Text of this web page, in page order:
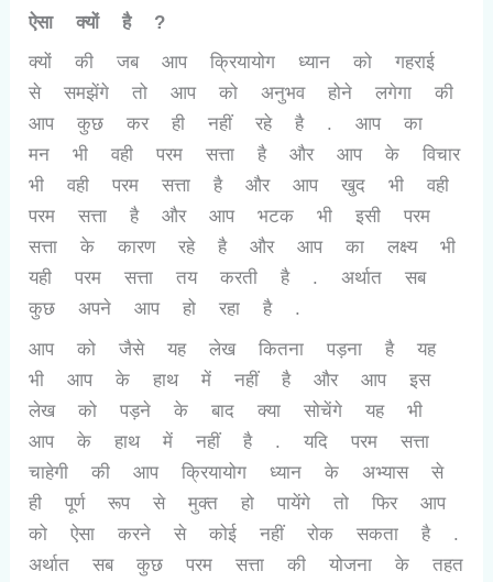
ऐसा क्यों है ?
क्यों की जब आप क्रियायोग ध्यान को गहराई
से समझेंगे तो आप को अनुभव होने लगेगा की
आप कुछ कर ही नहीं रहे है . आप का
मन भी वही परम सत्ता है और आप के विचार
भी वही परम सत्ता है और आप खुद भी वही
परम सत्ता है और आप भटक भी इसी परम
सत्ता के कारण रहे है और आप का लक्ष्य भी
यही परम सत्ता तय करती है . अर्थात सब
कुछ अपने आप हो रहा है .
आप को जैसे यह लेख कितना पड़ना है यह
भी आप के हाथ में नहीं है और आप इस
लेख को पड़ने के बाद क्या सोचेंगे यह भी
आप के हाथ में नहीं है . यदि परम सत्ता
चाहेगी की आप क्रियायोग ध्यान के अभ्यास से
ही पूर्ण रूप से मुक्त हो पायेंगे तो फिर आप
को ऐसा करने से कोई नहीं रोक सकता है .
अर्थात सब कुछ परम सत्ता की योजना के तहत